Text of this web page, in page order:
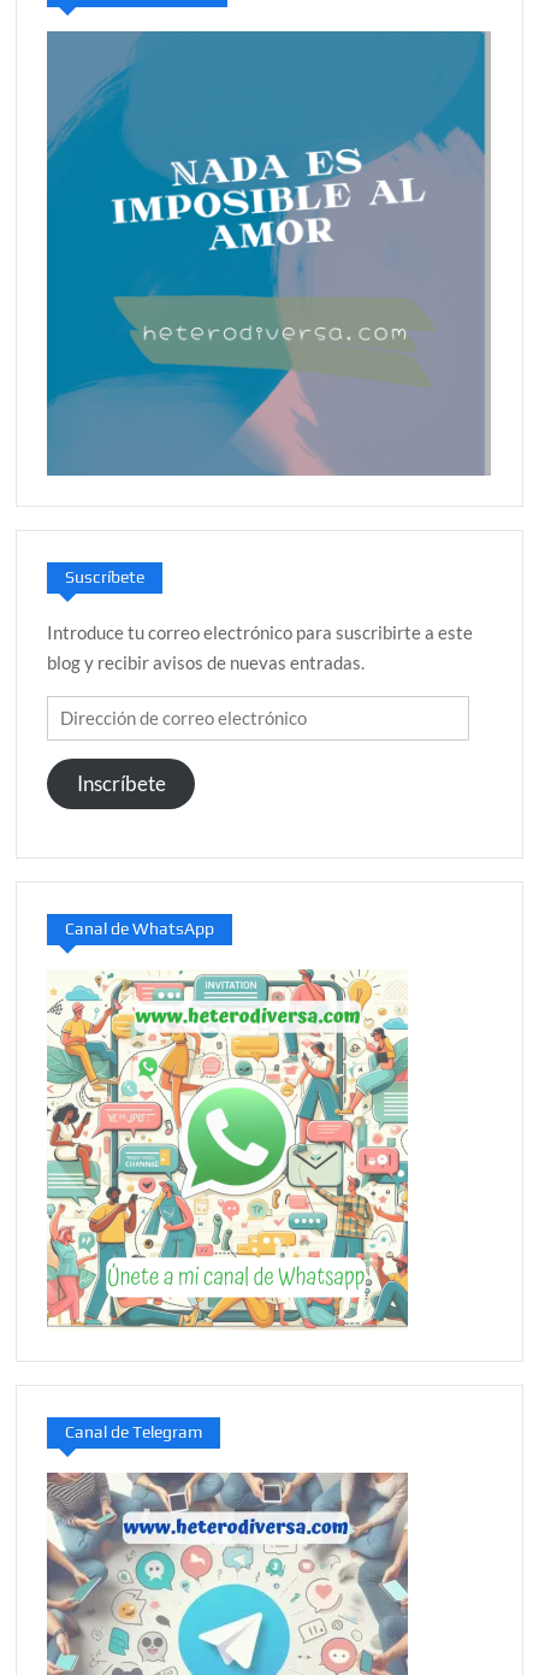
Suscríbete
Introduce tu correo electrónico para suscribirte a este
blog y recibir avisos de nuevas entradas.
Dirección
de
correo
electrónico
Inscríbete
Canal de WhatsApp
Canal de Telegram